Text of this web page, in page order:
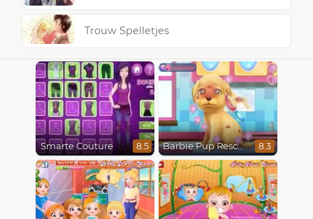
Trouw Spelletjes
Smarte Couture 8.5 Barbie Pup Rescue 8.3